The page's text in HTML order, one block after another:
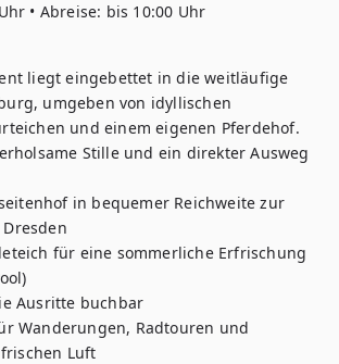
• Abreise: bis 10:00 Uhr
liegt eingebettet in die weitläufige
umgeben von idyllischen
und einem eigenen Pferdehof.
Stille und ein direkter Ausweg
in bequemer Reichweite zur
für eine sommerliche Erfrischung
Ausritte buchbar
Wanderungen, Radtouren und
Luft